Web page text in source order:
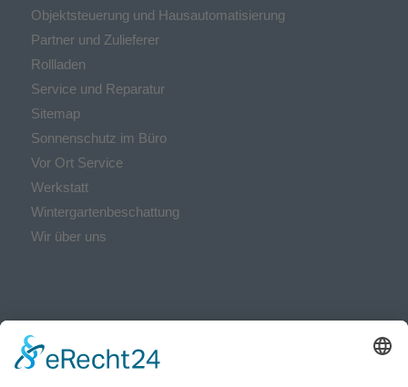
Objektsteuerung und Hausautomatisierung
Partner und Zulieferer
Rollladen
Service und Reparatur
Sitemap
Sonnenschutz im Büro
Vor Ort Service
Werkstatt
Wintergartenbeschattung
Wir über uns
ÖFFNUNGSZEITEN:
Montag bis Donnerstag: